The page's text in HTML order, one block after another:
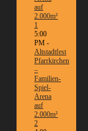
auf
2.000m²
1
5:00
PM -
Altstadtfest
Pfarrkirchen
–
Familien-
Spiel-
Arena
auf
2.000m²
2